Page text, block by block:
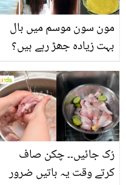
مون سون موسم میں بال
بہت زیادہ جھڑ رہے ہیں؟
بنانے کے چند قدرتی طریقے
رُک جائیں۔۔ چکن صاف
کرتے وقت یہ باتیں ضرور